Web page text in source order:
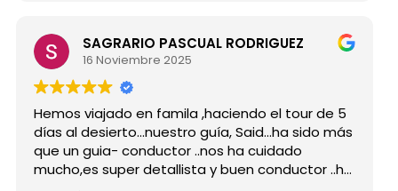
SAGRARIO PASCUAL RODRIGUEZ
16 Noviembre 2025
viajado en famila ,haciendo el tour de 5
al desierto...nuestro guía, Said...ha sido más
un guia- conductor ..nos ha cuidado
super detallista y buen conductor ..ha